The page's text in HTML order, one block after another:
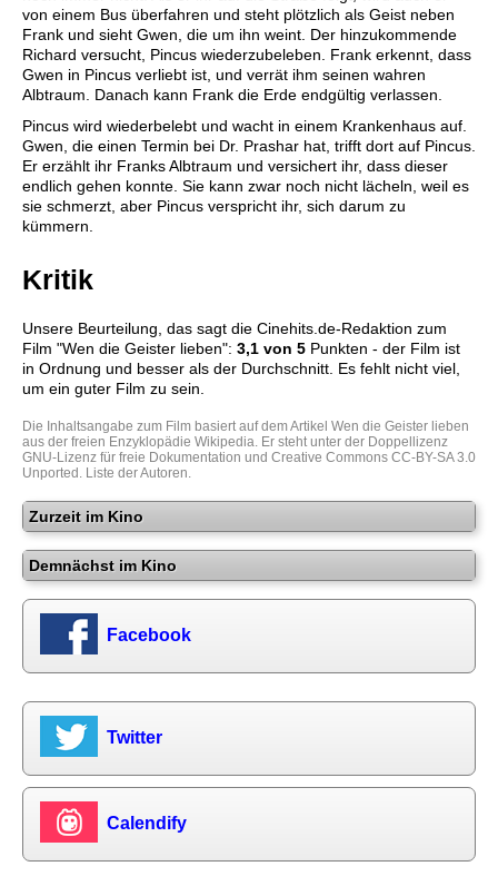
von einem Bus überfahren und steht plötzlich als Geist neben
Frank und sieht Gwen, die um ihn weint. Der hinzukommende
Richard versucht, Pincus wiederzubeleben. Frank erkennt, dass
Gwen in Pincus verliebt ist, und verrät ihm seinen wahren
Albtraum. Danach kann Frank die Erde endgültig verlassen.
Pincus wird wiederbelebt und wacht in einem Krankenhaus auf.
Gwen, die einen Termin bei Dr. Prashar hat, trifft dort auf Pincus.
Er erzählt ihr Franks Albtraum und versichert ihr, dass dieser
endlich gehen konnte. Sie kann zwar noch nicht lächeln, weil es
sie schmerzt, aber Pincus verspricht ihr, sich darum zu
kümmern.
Kritik
Unsere Beurteilung, das sagt die Cinehits.de-Redaktion zum
Film "Wen die Geister lieben": 3,1 von 5 Punkten - der Film ist
in Ordnung und besser als der Durchschnitt. Es fehlt nicht viel,
um ein guter Film zu sein.
Die Inhaltsangabe zum Film basiert auf dem Artikel Wen die Geister lieben
aus der freien Enzyklopädie Wikipedia. Er steht unter der Doppellizenz
GNU-Lizenz für freie Dokumentation und Creative Commons CC-BY-SA 3.0
Unported . Liste der Autoren.
Zurzeit im Kino
Demnächst im Kino
Facebook
Twitter
Calendify